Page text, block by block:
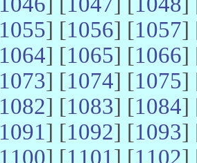
1055] [1056] [1057]
1064] [1065] [1066]
1073] [1074] [1075]
1082] [1083] [1084]
1091] [1092] [1093]
1100] [1101] [1102]